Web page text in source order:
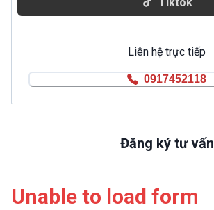
Liên hệ trực tiếp
0917452118
Đăng ký tư vấn
Unable to load form